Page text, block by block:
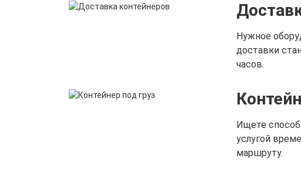
Нужное
доставки
часов.
Ищете способ
услугой
маршруту.